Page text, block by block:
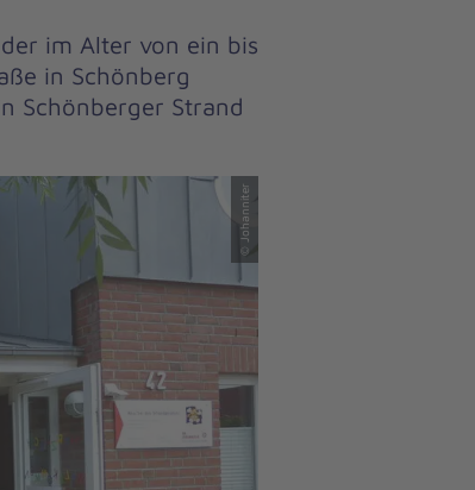
im Alter von ein bis
in Schönberg
Schönberger Strand
© Johanniter